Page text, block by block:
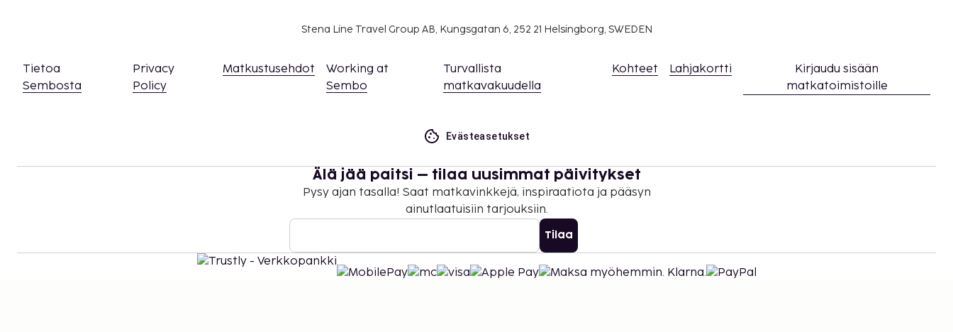
Stena Line Travel Group AB, Kungsgatan 6, 252 21 Helsingborg, SWEDEN
Tietoa
Sembosta
Privacy
Policy
Matkustusehdot
Working at
Sembo
Turvallista
matkavakuudella
Kohteet Lahjakortti
Kirjaudu sisään
matkatoimistoille
Evästeasetukset
Älä jää paitsi – tilaa uusimmat päivitykset
Pysy ajan tasalla! Saat matkavinkkejä, inspiraatiota ja pääsyn
ainutlaatuisiin tarjouksiin.
Tilaa